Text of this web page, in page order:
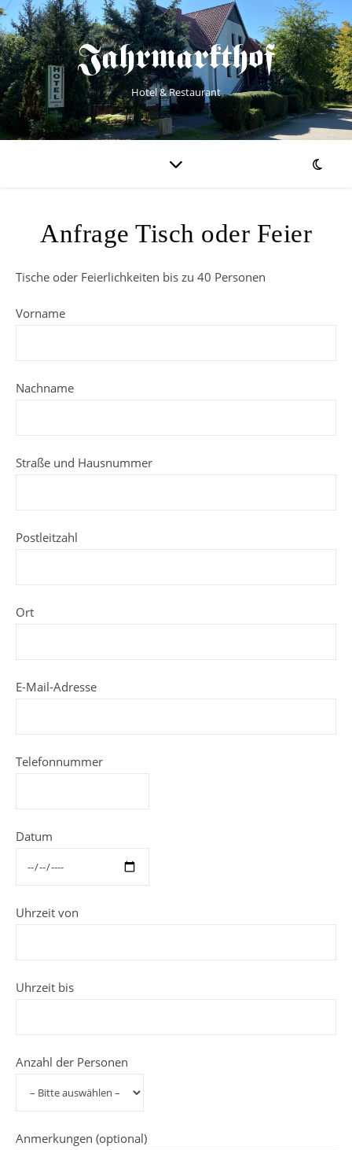
Jahrmarkthof
Hotel & Restaurant
Anfrage Tisch oder Feier
Tische oder Feierlichkeiten bis zu 40 Personen
Vorname
Nachname
Straße und Hausnummer
Postleitzahl
Ort
E-Mail-Adresse
Telefonnummer
Datum
Uhrzeit von
Uhrzeit bis
Anzahl der Personen
Anmerkungen (optional)